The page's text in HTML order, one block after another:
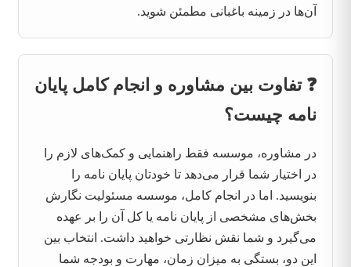
آن‌ها در زمینه باغبانی مطمئن شوید.
❓ تفاوت بین مشاوره و انجام کامل پایان
نامه چیست؟
در مشاوره، موسسه فقط راهنمایی و کمک‌های لازم را
در اختیار شما قرار می‌دهد تا خودتان پایان نامه را
بنویسید. اما در انجام کامل، موسسه مسئولیت نگارش
بخش‌های مشخصی از پایان نامه یا کل آن را بر عهده
می‌گیرد و شما نقش نظارتی خواهید داشت. انتخاب بین
این دو، بستگی به میزان زمان، مهارت و بودجه شما